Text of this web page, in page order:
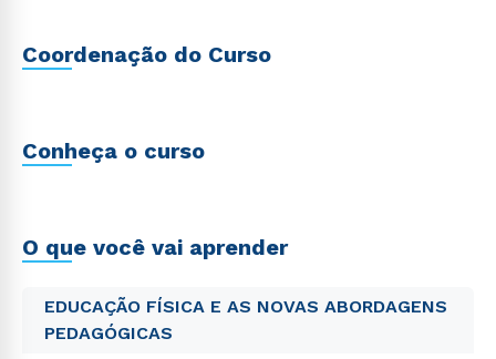
Coordenação do Curso
Conheça o curso
O que você vai aprender
EDUCAÇÃO FÍSICA E AS NOVAS ABORDAGENS
PEDAGÓGICAS